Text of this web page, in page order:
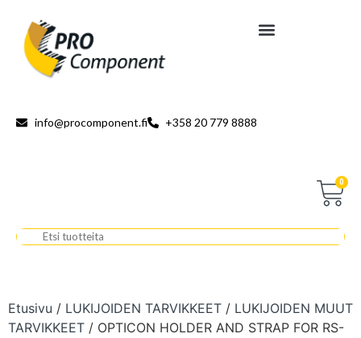
info@procomponent.fi +358 20 779 8888
0
Etusivu / LUKIJOIDEN TARVIKKEET / LUKIJOIDEN MUUT
TARVIKKEET / OPTICON HOLDER AND STRAP FOR RS-